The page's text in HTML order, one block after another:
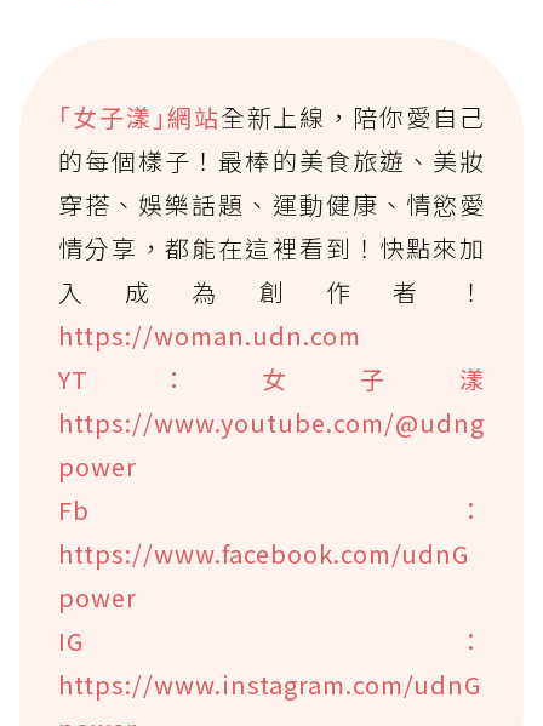
｢女子漾｣網站全新上線，陪你愛自己
的每個樣子！最棒的美食旅遊、美妝
穿搭、娛樂話題、運動健康、情慾愛
情分享，都能在這裡看到！快點來加
入成為創作者！
https://woman.udn.com
YT：女子漾
https://www.youtube.com/@udng
power
Fb：
https://www.facebook.com/udnG
power
IG：
https://www.instagram.com/udnG